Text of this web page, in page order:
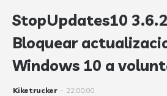
StopUpdates10
Bloquear
Windows 10 a
Kiketrucker - 22:00:00